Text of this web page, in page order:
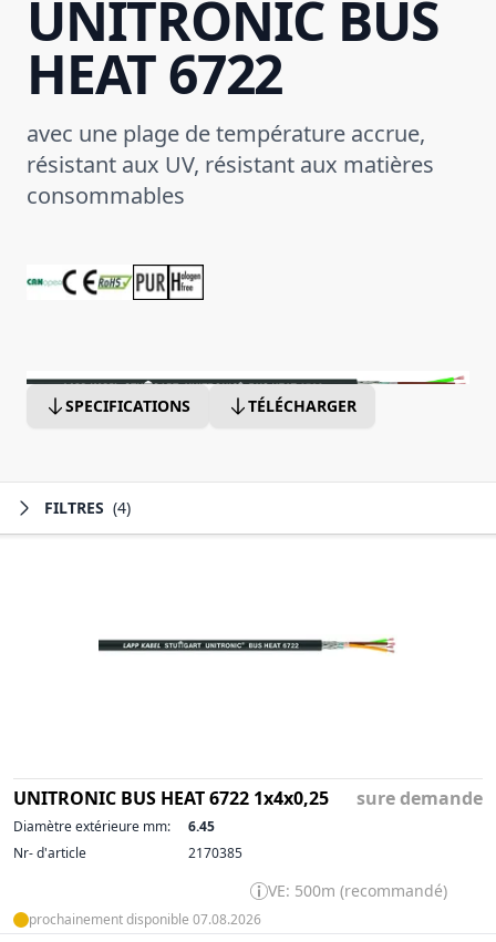
UNITRONIC BUS
HEAT 6722
avec une plage de température accrue,
résistant aux UV, résistant aux matières
consommables
SPECIFICATIONS TÉLÉCHARGER
FILTRES (4)
UNITRONIC BUS HEAT 6722 1x4x0,25 sure demande
Diamètre extérieure mm:
6.45
Nr- d'article
2170385
VE: 500m (recommandé)
prochainement disponible 07.08.2026